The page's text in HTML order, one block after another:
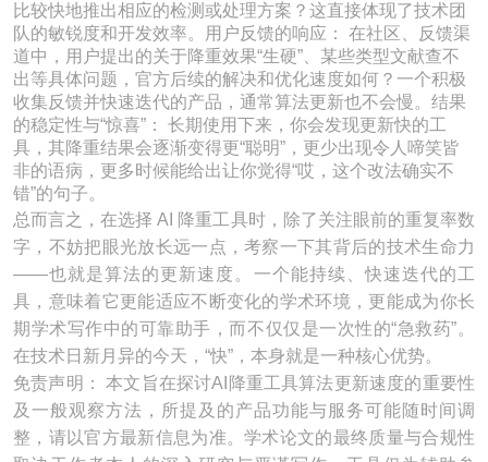
比较快地推出相应的检测或处理方案？这直接体现了技术团
队的敏锐度和开发效率。用户反馈的响应： 在社区、反馈渠
道中，用户提出的关于降重效果“生硬”、某些类型文献查不
出等具体问题，官方后续的解决和优化速度如何？一个积极
收集反馈并快速迭代的产品，通常算法更新也不会慢。结果
的稳定性与“惊喜”： 长期使用下来，你会发现更新快的工
具，其降重结果会逐渐变得更“聪明”，更少出现令人啼笑皆
非的语病，更多时候能给出让你觉得“哎，这个改法确实不
错”的句子。
总而言之，在选择 AI 降重工具时，除了关注眼前的重复率数
字，不妨把眼光放长远一点，考察一下其背后的技术生命力
——也就是算法的更新速度。一个能持续、快速迭代的工
具，意味着它更能适应不断变化的学术环境，更能成为你长
期学术写作中的可靠助手，而不仅仅是一次性的“急救药”。
在技术日新月异的今天，“快”，本身就是一种核心优势。
免责声明： 本文旨在探讨AI降重工具算法更新速度的重要性
及一般观察方法，所提及的产品功能与服务可能随时间调
整，请以官方最新信息为准。学术论文的最终质量与合规性